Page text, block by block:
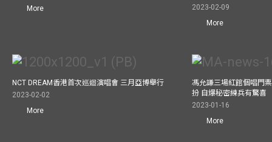
More
2023-02-09
More
NCT DREAM香港首次巡迴演唱會 三月亞博舉行
2023-02-02
More
馮允謙三場紅館個唱門
扮 自爆秘密練兵有驚喜
2023-01-16
More